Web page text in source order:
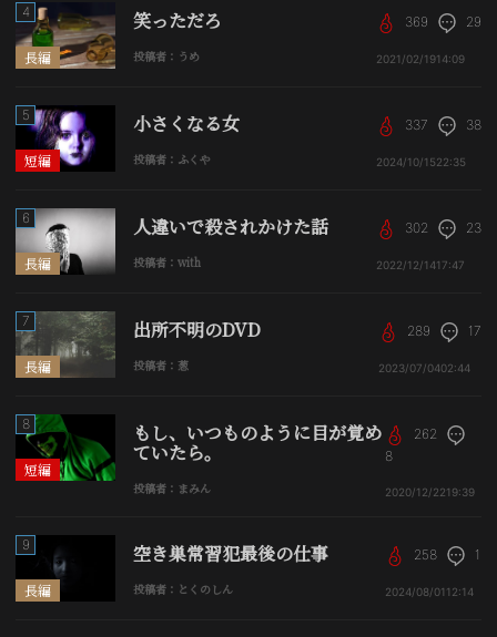
長編
4 笑っただろ
投稿者：うめ
369 29
2021/02/1914:09
短編
5 小さくなる女
投稿者：ふくや
337 38
2024/10/1522:35
長編
6 人違いで殺されかけた話
投稿者：with
302 23
2022/12/1417:47
長編
7 出所不明のDVD
投稿者：葱
289 17
2023/07/0402:44
短編
8 もし、いつものように目が覚め
ていたら。
投稿者：まみん
262
8
2020/12/2219:39
長編
9 空き巣常習犯最後の仕事
投稿者：とくのしん
258 1
2024/08/01 12:14